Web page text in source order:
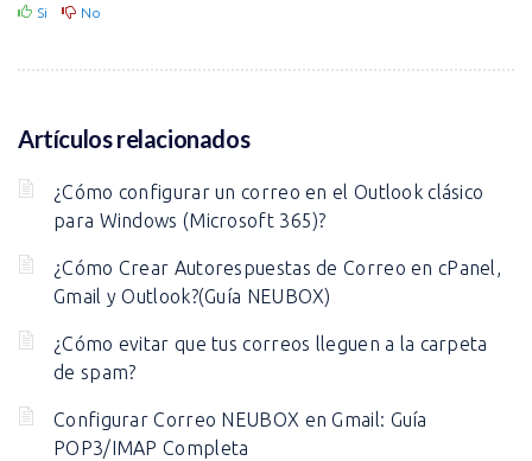
Si No
Artículos relacionados
¿Cómo configurar un correo en el Outlook clásico
para Windows (Microsoft 365)?
¿Cómo Crear Autorespuestas de Correo en cPanel,
Gmail y Outlook?(Guía NEUBOX)
¿Cómo evitar que tus correos lleguen a la carpeta
de spam?
Configurar Correo NEUBOX en Gmail: Guía
POP3/IMAP Completa